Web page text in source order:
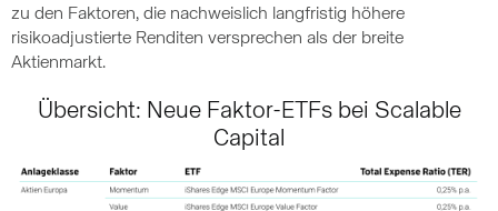
zu den Faktoren, die nachweislich langfristig höhere
risikoadjustierte Renditen versprechen als der breite
Aktienmarkt.
Übersicht: Neue Faktor-ETFs bei Scalable
Capital